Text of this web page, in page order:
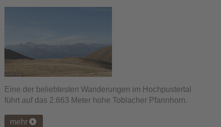
Eine der beliebtesten Wanderungen im Hochpustertal
führt auf das 2.663 Meter hohe Toblacher Pfannhorn.
mehr